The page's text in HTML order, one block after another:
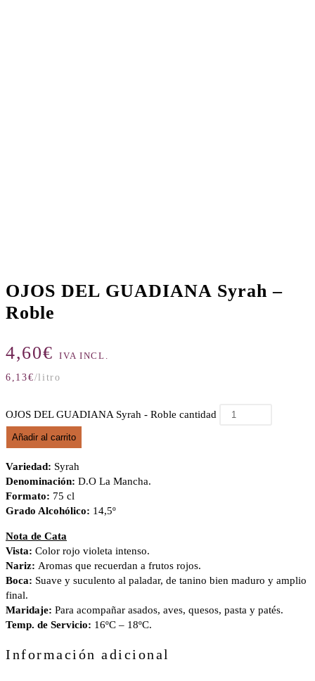
OJOS DEL GUADIANA Syrah –
Roble
4,60€ IVA INCL.
6,13€/litro
OJOS DEL GUADIANA Syrah - Roble cantidad
Añadir al carrito
Variedad: Syrah
Denominación: D.O La Mancha.
Formato: 75 cl
Grado Alcohólico: 14,5º
Nota de Cata
Vista: Color rojo violeta intenso.
Nariz: Aromas que recuerdan a frutos rojos.
Boca: Suave y suculento al paladar, de tanino bien maduro y amplio
final.
Maridaje: Para acompañar asados, aves, quesos, pasta y patés.
Temp. de Servicio: 16ºC – 18ºC.
Información adicional